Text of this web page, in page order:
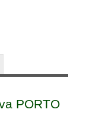
PORTO